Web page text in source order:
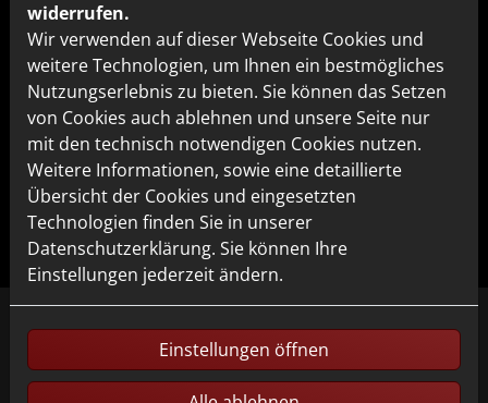
widerrufen.
Wir verwenden auf dieser Webseite Cookies und
weitere Technologien, um Ihnen ein bestmögliches
Nutzungserlebnis zu bieten. Sie können das Setzen
von Cookies auch ablehnen und unsere Seite nur
mit den technisch notwendigen Cookies nutzen.
Weitere Informationen, sowie eine detaillierte
Übersicht der Cookies und eingesetzten
Technologien finden Sie in unserer
Datenschutzerklärung. Sie können Ihre
Einstellungen jederzeit ändern.
Einstellungen öffnen